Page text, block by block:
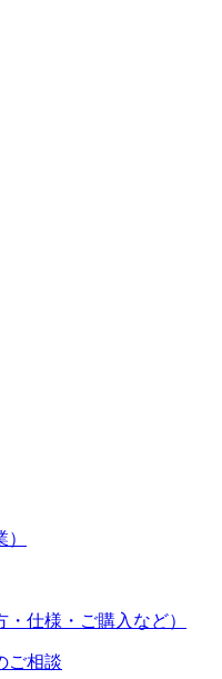
仕様・ご購入など）
ご相談